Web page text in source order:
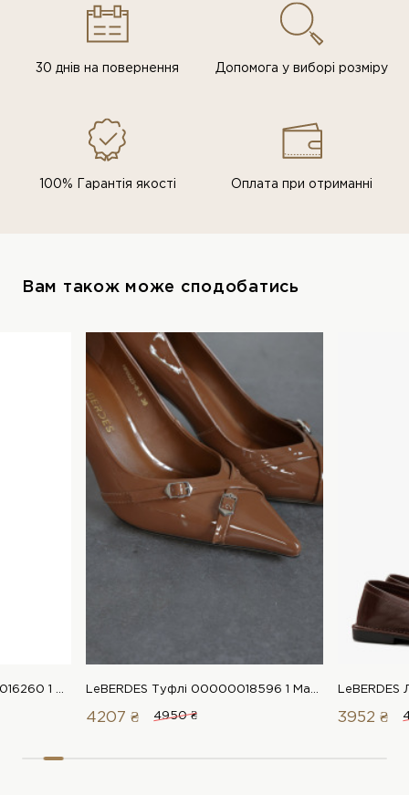
30 днів на повернення Допомога у виборі розміру
100% Гарантія якості Оплата при отриманні
Вам також може сподобатись
LeBERDES Лофери 00000016260 1 Магазин взуття “Favorite Shoes” LeBERDES Туфлі 00000018596 1 Магазин взуття “Favorite Shoes”
4207 ₴ 4950 ₴ 3952 ₴